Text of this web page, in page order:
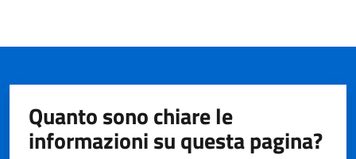
Quanto sono chiare le
informazioni su questa pagina?